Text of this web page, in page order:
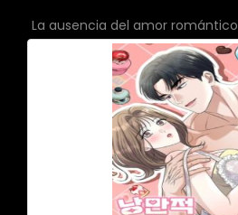
La ausencia del amor romántico